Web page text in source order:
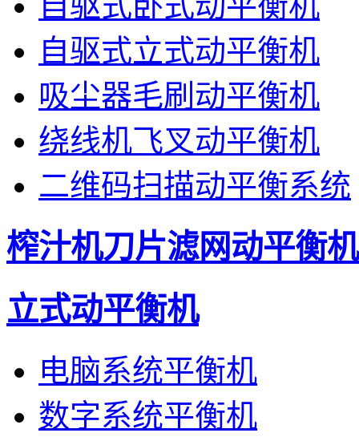
自驱式立式动平衡机
吸尘器毛刷动平衡机
绕线机飞叉动平衡机
二维码扫描动平衡系统
榨汁机刀片滤网动平衡机
立式动平衡机
电脑系统平衡机
数字系统平衡机